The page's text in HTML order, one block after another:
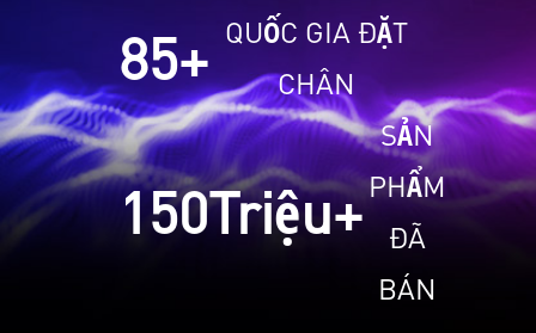
85+ QUỐC GIA ĐẶT
CHÂN
150Triệu+
SẢN
PHẨM
ĐÃ
BÁN